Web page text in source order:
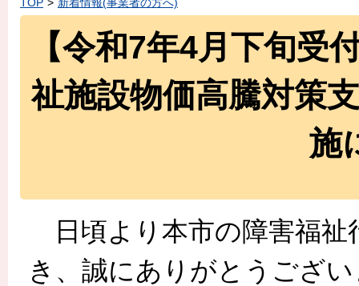
TOP 新着情報(事業者の方へ)
【令和7年4月下旬受
祉施設物価高騰対策
施
日頃より本市の障害福祉
き、誠にありがとうござ